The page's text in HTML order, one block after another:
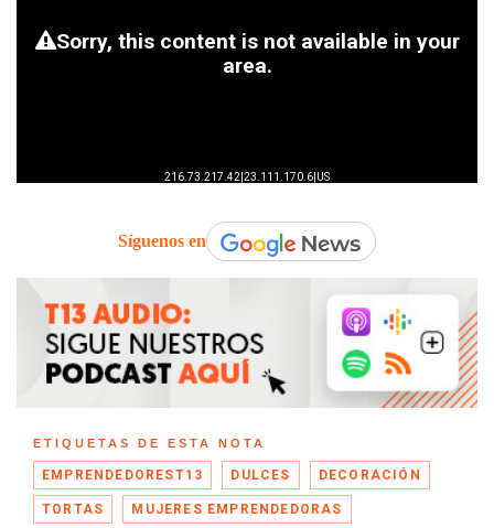
Síguenos en
ETIQUETAS DE ESTA NOTA
EMPRENDEDOREST13 DULCES DECORACIÓN
TORTAS MUJERES EMPRENDEDORAS